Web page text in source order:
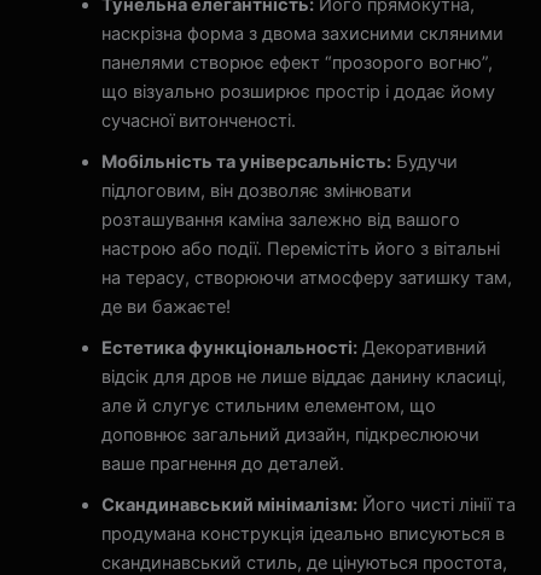
Тунельна елегантність:Його прямокутна,
наскрізна форма з двома захисними скляними
панелями створює ефект “прозорого вогню”,
що візуально розширює простір і додає йому
сучасної витонченості.
Мобільність та універсальність:Будучи
підлоговим, він дозволяє змінювати
розташування каміна залежно від вашого
настрою або події. Перемістіть його з вітальні
на терасу, створюючи атмосферу затишку там,
де ви бажаєте!
Естетика функціональності:Декоративний
відсік для дров не лише віддає данину класиці,
але й слугує стильним елементом, що
доповнює загальний дизайн, підкреслюючи
ваше прагнення до деталей.
Скандинавський мінімалізм:Його чисті лінії та
продумана конструкція ідеально вписуються в
скандинавський стиль, де цінуються простота,